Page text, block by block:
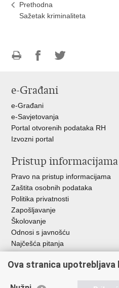
Prethodna
Sažetak kriminaliteta
FacebookuTwitteru
e-Građani
e-Građani
e-Savjetovanja
Portal otvorenih podataka RH
Izvozni portal
Pristup informacijama
Pravo na pristup informacijama
Zaštita osobnih podataka
Politika privatnosti
Zapošljavanje
Školovanje
Odnosi s javnošću
Najčešća pitanja
Važne poveznice
Ova stranica upotrebljava